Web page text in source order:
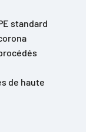
standard
de haute